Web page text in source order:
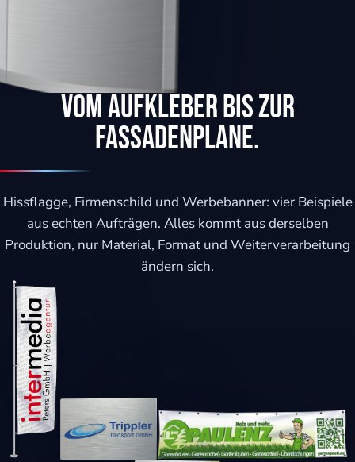
Vom Aufkleber bis zur
Fassadenplane.
Hissflagge, Firmenschild und Werbebanner: vier Beispiele
aus echten Aufträgen. Alles kommt aus derselben
Produktion, nur Material, Format und Weiterverarbeitung
ändern sich.